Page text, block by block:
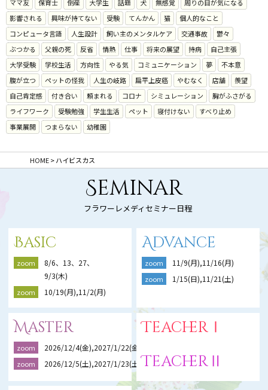
ママ友
保育士 倒産 大学生 話題 犬 無感覚
周りの目が気になる
影響される
興味が持てない 受験 てんかん 猫
個人的なこと
コンピュータ言語
人生設計 飼い主のメンタルケア 交通事故
鬱々
ぶつかる
父親の死 反省 情熱 仕事 将来の展望 持病
自己主張
大学受験
学校生活 方向性 やる気 コミュニケーション 夢
不本意
腹が立つ
ペットの怪我 人生の岐路 扁平上皮癌 やむなく 店舗
羨望
自己肯定感
付き合い 頼まれる コロナ シミュレーション
胸がふさがる
ライフワーク
受験勉強 学生生活 ペット 寝付けない
すべり止め
事業展開
つまらない 幼稚園
HOME>ハイビスカス
Seminar
フラワーレメディセミナー日程
Basic
zoom
8/6、13、27、
9/3(木)
zoom 10/19(月),11/2(月)
Advance
zoom 11/9(月),11/16(月)
zoom 1/15(日),11/21(土)
Master
zoom 2026/12/4(金),2027/1/22(金),2/19(金)
zoom 2026/12/5(土),2027/1/23(土),2/20(土)
TeacherⅠ
TeacherⅡ